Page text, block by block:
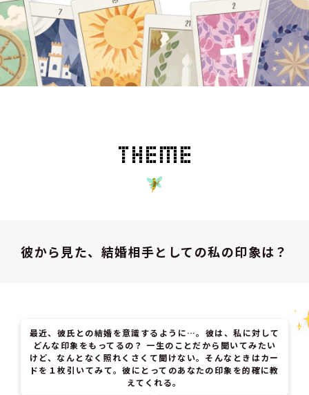
彼から見た、結婚相手としての私の印象は？
最近、彼氏との結婚を意識するように…。彼は、私に対して
どんな印象をもってるの？ 一生のことだから聞いてみたい
けど、なんとなく照れくさくて聞けない。そんなときはカー
ドを１枚引いてみて。彼にとってのあなたの印象を的確に教
えてくれる。